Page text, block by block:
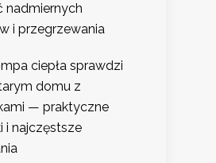
nadmiernych
i przegrzewania
ciepła sprawdzi
domu z
— praktyczne
i najczęstsze